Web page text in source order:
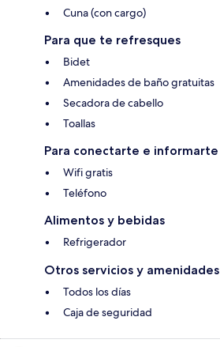
Cuna (con cargo)
Para que te refresques
Bidet
Amenidades de baño gratuitas
Secadora de cabello
Toallas
Para conectarte e informarte
Wifi gratis
Teléfono
Alimentos y bebidas
Refrigerador
Otros servicios y amenidades
Todos los días
Caja de seguridad